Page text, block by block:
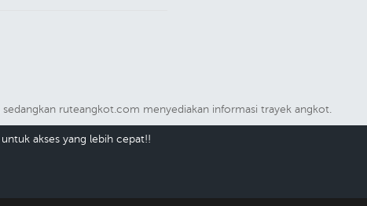
ruteangkot.com menyediakan informasi trayek angkot.
akses yang lebih cepat!!